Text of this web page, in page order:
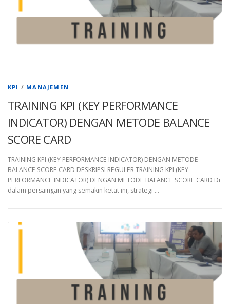
KPI / MANAJEMEN
TRAINING KPI (KEY PERFORMANCE
INDICATOR) DENGAN METODE BALANCE
SCORE CARD
TRAINING KPI (KEY PERFORMANCE INDICATOR) DENGAN METODE
BALANCE SCORE CARD DESKRIPSI REGULER TRAINING KPI (KEY
PERFORMANCE INDICATOR) DENGAN METODE BALANCE SCORE CARD Di
dalam persaingan yang semakin ketat ini, strategi …